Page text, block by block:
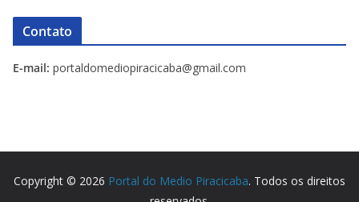
Contato
E-mail: portaldomediopiracicaba@gmail.com
Copyright © 2026 Portal do Medio Piracicaba. Todos os direitos